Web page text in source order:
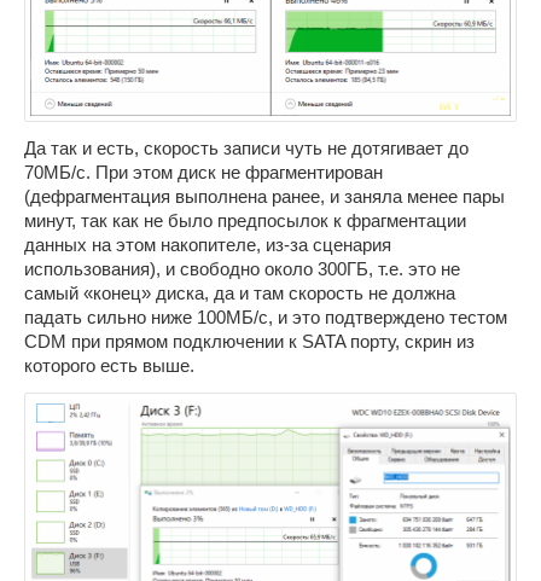
Да так и есть, скорость записи чуть не дотягивает до
70МБ/c. При этом диск не фрагментирован
(дефрагментация выполнена ранее, и заняла менее пары
минут, так как не было предпосылок к фрагментации
данных на этом накопителе, из-за сценария
использования), и свободно около 300ГБ, т.е. это не
самый «конец» диска, да и там скорость не должна
падать сильно ниже 100МБ/c, и это подтверждено тестом
CDM при прямом подключении к SATA порту, скрин из
которого есть выше.